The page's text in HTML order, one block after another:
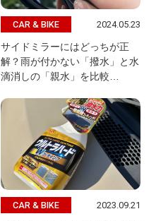
CAR & BIKE 2024.05.23
サイドミラーにはどっちが正
解？雨が付かない「撥水」と水
滴消しの「親水」を比較…
CAR & BIKE 2023.09.21